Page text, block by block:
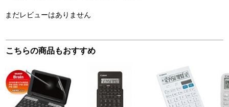
まだレビューはありません
こちらの商品もおすすめ